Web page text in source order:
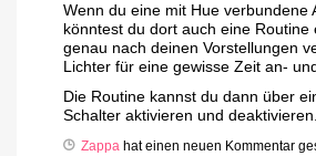
Wenn du eine mit Hue verbundene
könntest du dort auch eine Routine
genau nach deinen Vorstellungen
Lichter für eine gewisse Zeit an-
Die Routine kannst du dann über
Schalter aktivieren und deaktivieren.
Zappa hat einen neuen Kommentar